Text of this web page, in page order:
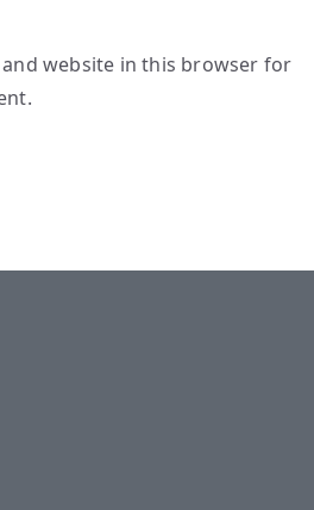
and website in this browser for